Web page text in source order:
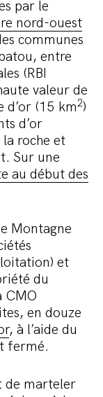
par le
nord-ouest
communes
entre
(RBI
valeur de
d’or (15 km2)
d’or
roche et
Sur une
au début des
Montagne
et
du
CMO
en douze
, à l’aide du
fermé.
de marteler